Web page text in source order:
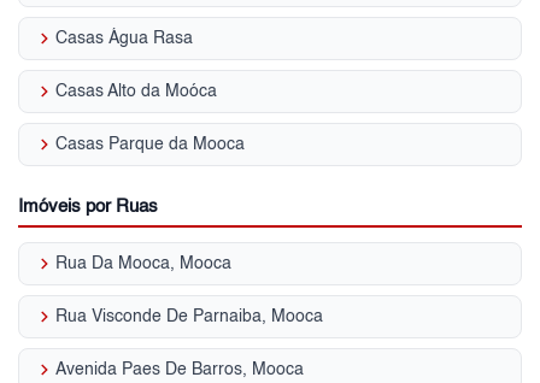
keyboard_arrow_right Casas Água Rasa
keyboard_arrow_right Casas Alto da Moóca
keyboard_arrow_right Casas Parque da Mooca
Imóveis por Ruas
keyboard_arrow_right Rua Da Mooca, Mooca
keyboard_arrow_right Rua Visconde De Parnaiba, Mooca
keyboard_arrow_right Avenida Paes De Barros, Mooca